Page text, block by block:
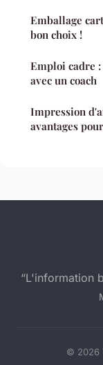
Emballage
bon choix !
Emploi cadre
avec un coach
Impression
avantages
“L'information
© 2026